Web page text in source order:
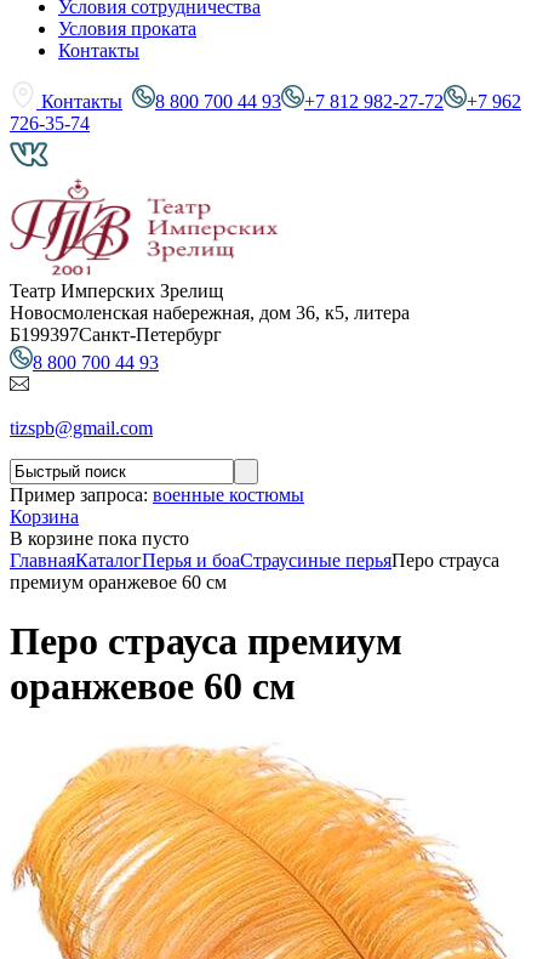
Условия сотрудничества
Условия проката
Контакты
Контакты 8 800 700 44 93 +7 812 982-27-72
+7 962
726-35-74
Театр Имперских Зрелищ
Новосмоленская набережная, дом 36, к5, литера
Б199397Санкт-Петербург
8 800 700 44 93
tizspb@gmail.com
Пример запроса: военные костюмы
Корзина
В корзине пока пусто
ГлавнаяКаталогПерья и боаСтраусиные перьяПеро страуса
премиум оранжевое 60 см
Перо страуса премиум
оранжевое 60 см